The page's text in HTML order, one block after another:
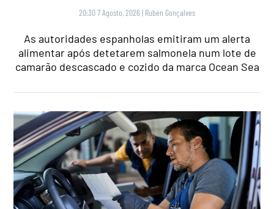
20:30 7 Agosto, 2026 | Rubén Gonçalves
As autoridades espanholas emitiram um alerta
alimentar após detetarem salmonela num lote de
camarão descascado e cozido da marca Ocean Sea